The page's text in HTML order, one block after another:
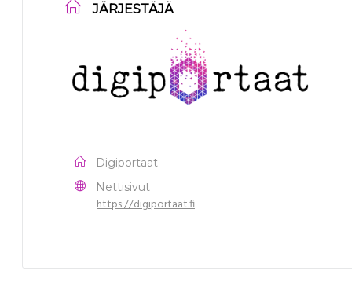
JÄRJESTÄJÄ
Digiportaat
Nettisivut
https://digiportaat.fi